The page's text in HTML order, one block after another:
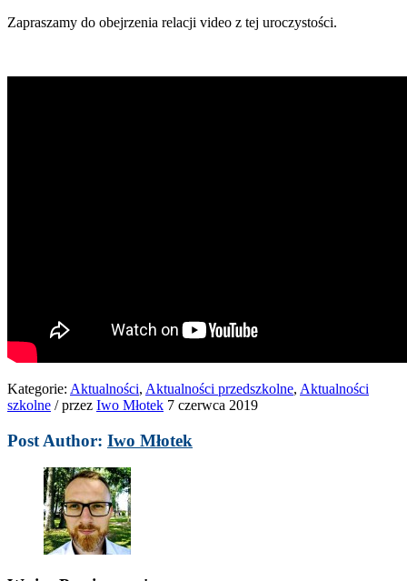
Zapraszamy do obejrzenia relacji video z tej uroczystości.
Kategorie: Aktualności, Aktualności przedszkolne, Aktualności
szkolne /przez Iwo Młotek 7 czerwca 2019
Post Author: Iwo Młotek